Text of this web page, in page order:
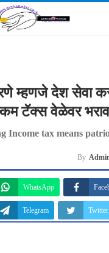
म्हणजे देश सेवा
टॅक्स वेळेवर
Income tax means
By
WhatsApp
Telegram Twitter